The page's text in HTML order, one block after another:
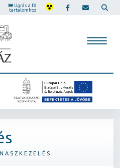
Ugrás a fő
tartalomhoz